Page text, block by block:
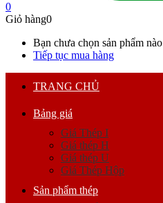
0
Giỏ hàng0
Bạn chưa chọn sản phẩm nào
Tiếp tục mua hàng
TRANG CHỦ
Bảng giá
Giá Thép I
Giá thép H
Giá thép U
Giá Thép Hộp
Sản phẩm thép